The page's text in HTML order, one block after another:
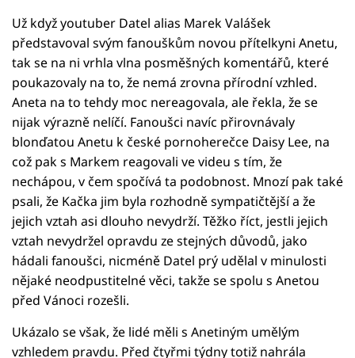
Už když youtuber Datel alias Marek Valášek
představoval svým fanouškům novou přítelkyni Anetu,
tak se na ni vrhla vlna posměšných komentářů, které
poukazovaly na to, že nemá zrovna přírodní vzhled.
Aneta na to tehdy moc nereagovala, ale řekla, že se
nijak výrazně nelíčí. Fanoušci navíc přirovnávaly
blonďatou Anetu k české pornoherečce Daisy Lee, na
což pak s Markem reagovali ve videu s tím, že
nechápou, v čem spočívá ta podobnost. Mnozí pak také
psali, že Kačka jim byla rozhodně sympatičtější a že
jejich vztah asi dlouho nevydrží. Těžko říct, jestli jejich
vztah nevydržel opravdu ze stejných důvodů, jako
hádali fanoušci, nicméně Datel prý udělal v minulosti
nějaké neodpustitelné věci, takže se spolu s Anetou
před Vánoci rozešli.
Ukázalo se však, že lidé měli s Anetiným umělým
vzhledem pravdu. Před čtyřmi týdny totiž nahrála